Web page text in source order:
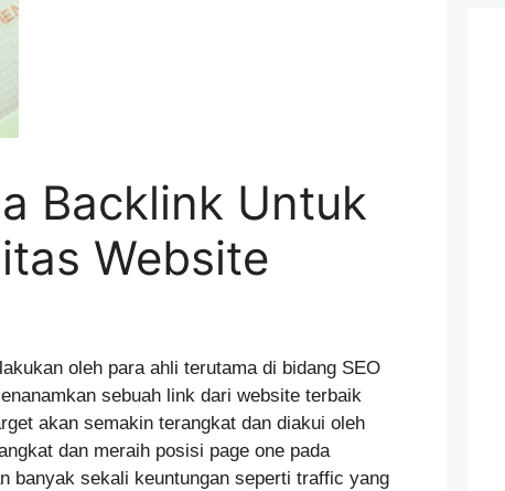
Backlink Untuk
Website
oleh para ahli terutama di bidang SEO
sebuah link dari website terbaik
akan semakin terangkat dan diakui oleh
dan meraih posisi page one pada
banyak sekali keuntungan seperti traffic yang